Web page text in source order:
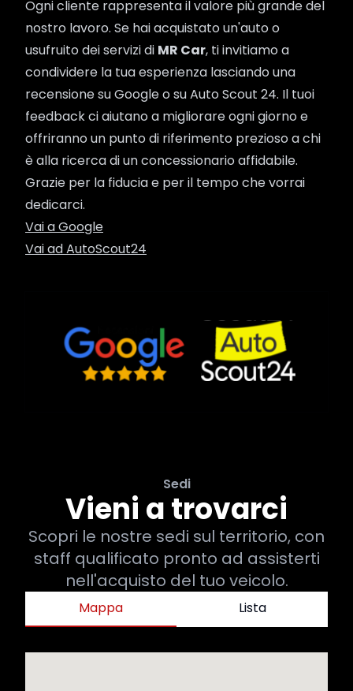
Ogni cliente rappresenta il valore più grande del
nostro lavoro. Se hai acquistato un'auto o
usufruito dei servizi di MR Car, ti invitiamo a
condividere la tua esperienza lasciando una
recensione su Google o su Auto Scout 24. Il tuoi
feedback ci aiutano a migliorare ogni giorno e
offriranno un punto di riferimento prezioso a chi
è alla ricerca di un concessionario affidabile.
Grazie per la fiducia e per il tempo che vorrai
dedicarci.
Vai a Google
Vai ad AutoScout24
Sedi
Vieni a trovarci
Scopri le nostre sedi sul territorio, con
staff qualificato pronto ad assisterti
nell'acquisto del tuo veicolo.
Mappa Lista